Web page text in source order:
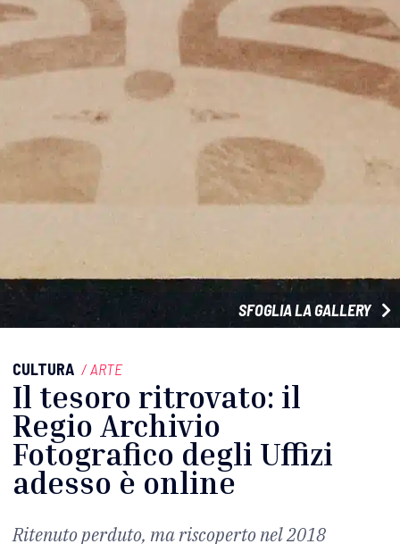
SFOGLIA LA GALLERY
CULTURA /ARTE
Il tesoro ritrovato: il
Regio Archivio
Fotografico degli Uffizi
adesso è online
Ritenuto perduto, ma riscoperto nel 2018